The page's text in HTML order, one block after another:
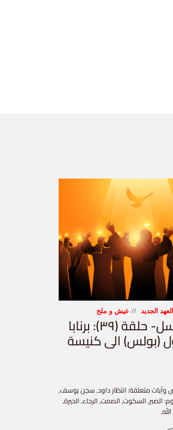
العهد الجديد عيش و ملح
أعمال الرسل- حلقة (٣٩): برنابا
(بولس) الى كنيسة
٢٥)قصص وآيات متعلقة: انتظار داود, سجن يوسف,
السكوت, الصمت, الرجاء, الحيرة,